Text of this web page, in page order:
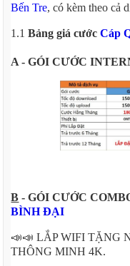
Bến Tre, có kèm theo cả
1.1Bảng giá cướcCáp
A - GÓI CƯỚC
B - GÓI CƯỚC
BÌNH ĐẠI
📣📣 LẮP WIFI TẶNG
THÔNG MINH 4K.